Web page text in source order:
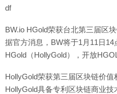
df
BW.io HGold荣获台北第三届区
据官方消息，BW将于1月11日14
HGold（HollyGold），开放
HollyGold荣获第三届区块链价值
HollyGold具备专利区块链商业